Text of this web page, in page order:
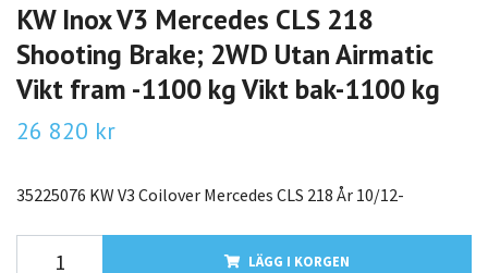
KW Inox V3 Mercedes CLS 218
Shooting Brake; 2WD Utan Airmatic
Vikt fram -1100 kg Vikt bak-1100 kg
26 820 kr
35225076 KW V3 Coilover Mercedes CLS 218 År 10/12-
LÄGG I KORGEN